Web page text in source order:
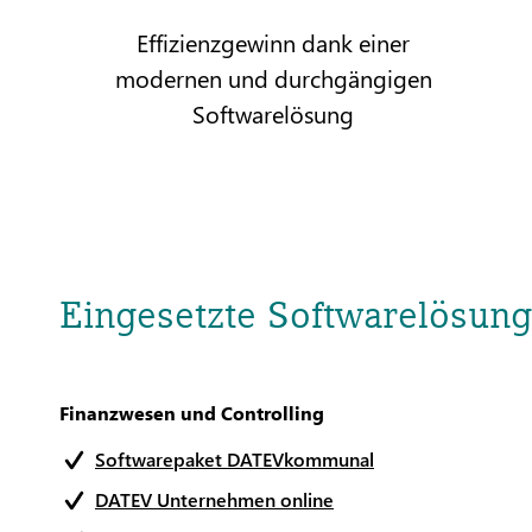
Effizienzgewinn dank einer
modernen und durchgängigen
Softwarelösung
Eingesetzte
Finanzwesen und Controlling
Softwarepaket DATEVkommunal
DATEV Unternehmen online